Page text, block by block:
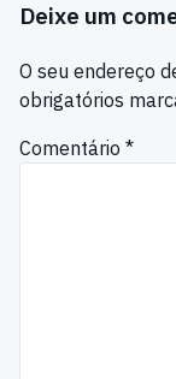
Deixe um
O seu endereço
obrigatórios
Comentário *